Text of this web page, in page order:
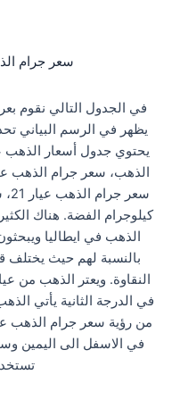
سعر جرام
في الجدول التالي نقوم
يظهر في الرسم البياني
يحتوي جدول أسعار الذهب
كيلوجرام الفضة. هناك
الذهب في ايطاليا
بالنسبة لهم حيث
في الاسفل الى اليمين